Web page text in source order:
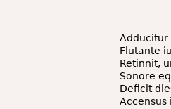
Adducitur
Flutante
Retinnit,
Sonore
Deficit
Accensus